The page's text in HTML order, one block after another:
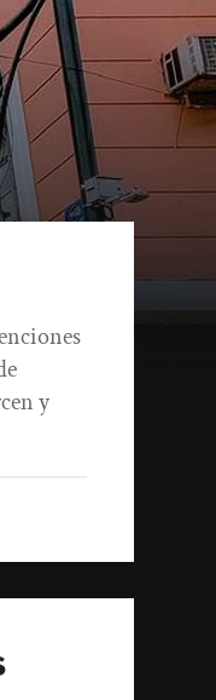
y